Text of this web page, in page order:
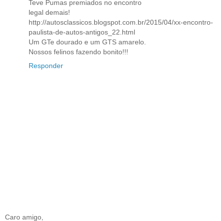
Teve Pumas premiados no encontro
legal demais!
http://autosclassicos.blogspot.com.br/2015/04/xx-encontro-
paulista-de-autos-antigos_22.html
Um GTe dourado e um GTS amarelo.
Nossos felinos fazendo bonito!!!
Responder
Caro amigo,